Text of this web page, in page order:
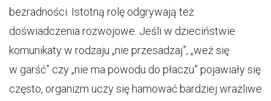
bezradności. Istotną rolę odgrywają też
doświadczenia rozwojowe. Jeśli w dzieciństwie
komunikaty w rodzaju „nie przesadzaj”, „weź się
w garść” czy „nie ma powodu do płaczu” pojawiały się
często, organizm uczy się hamować bardziej wrażliwe